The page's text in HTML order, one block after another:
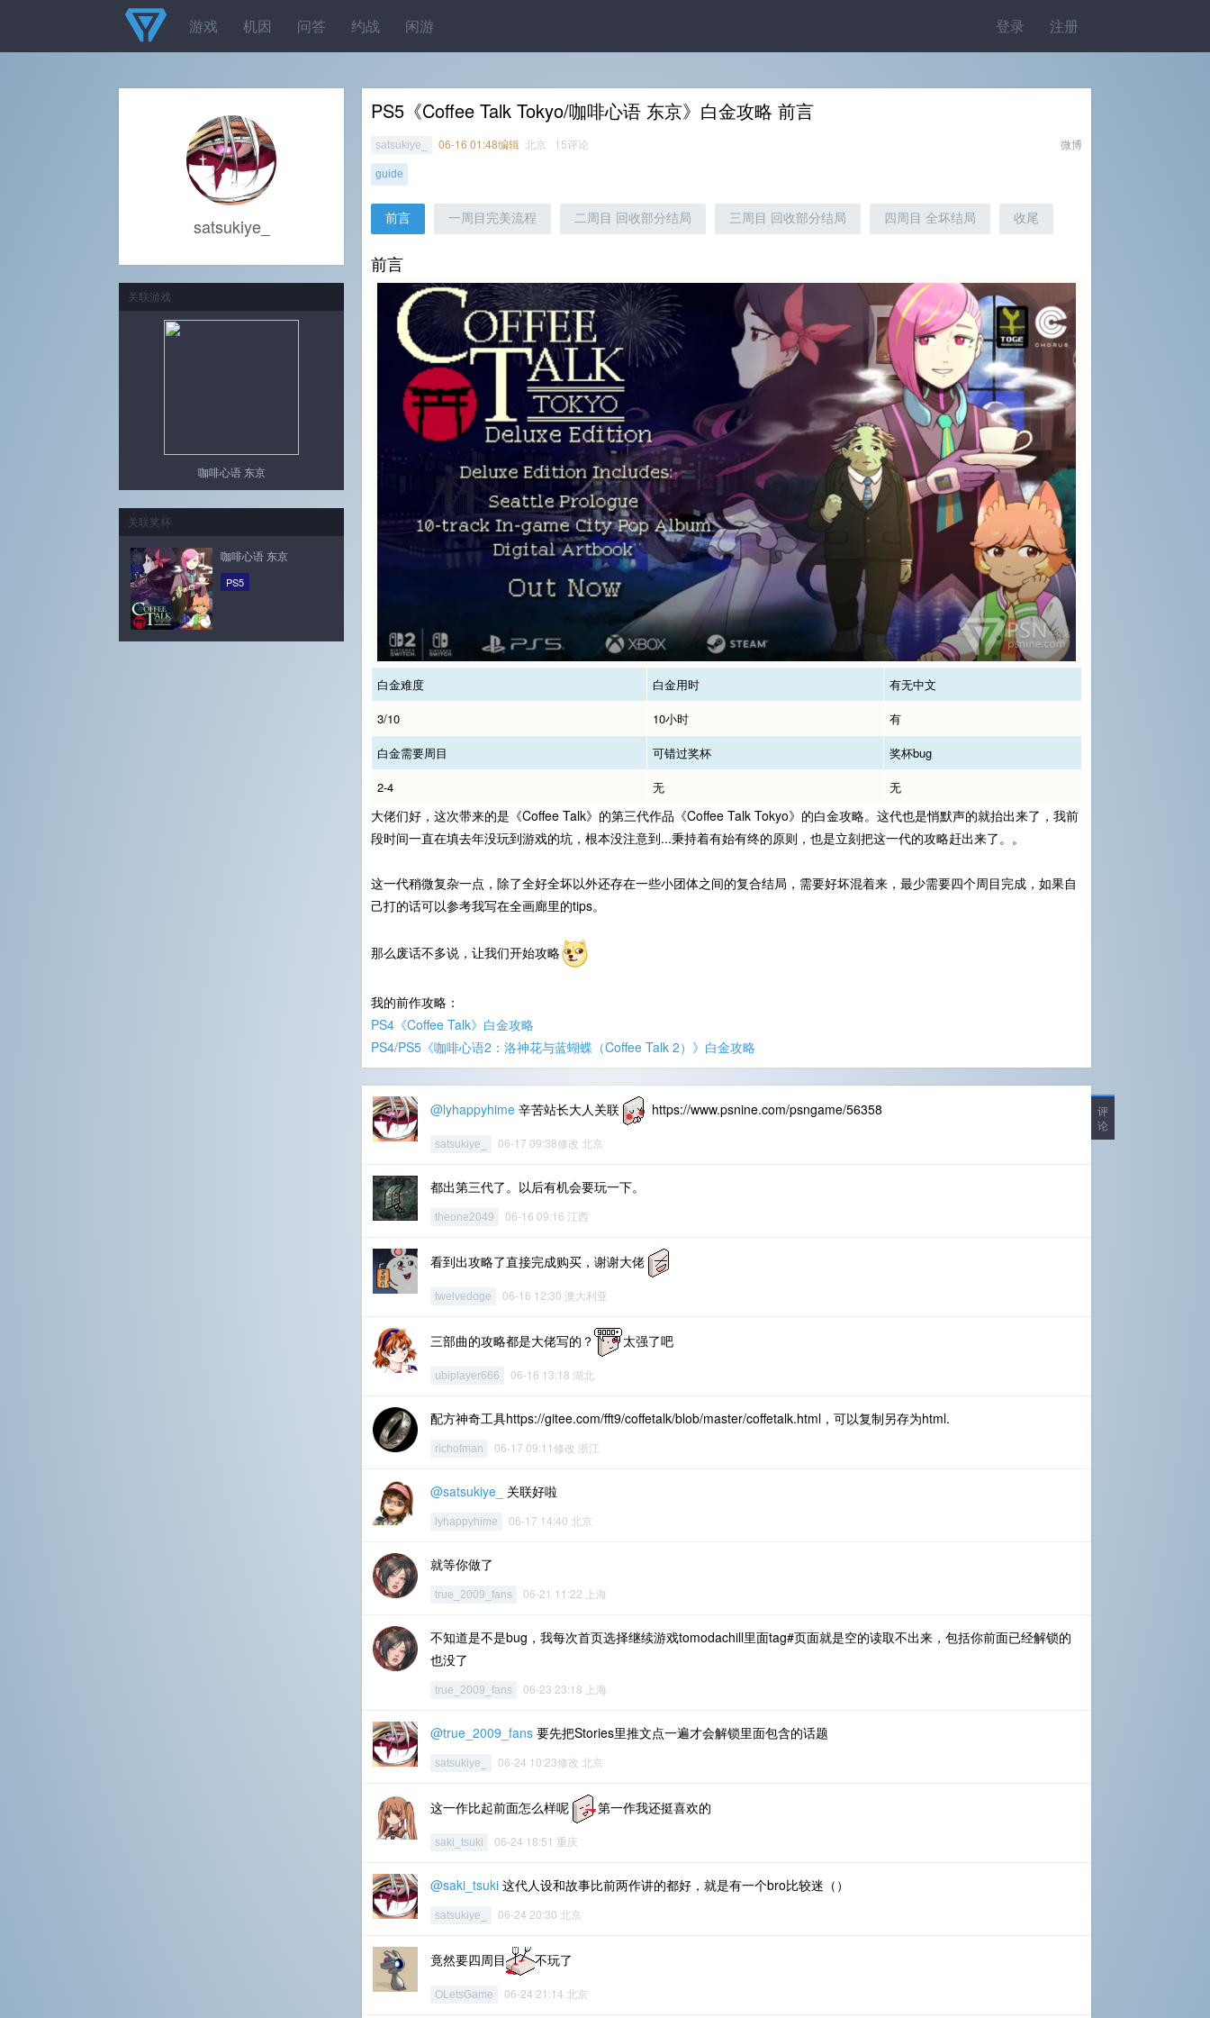
登录 注册
游戏 机因 问答 约战 闲游
PS5《Coffee Talk Tokyo/咖啡心语 东京》白金攻略 前言
微博
satsukiye_ 06-16 01:48编辑 北京 15评论
guide
前言 一周目完美流程 二周目 回收部分结局 三周目 回收部分结局 四周目 全坏结局 收尾
前言
白金难度 白金用时
有无中文
3/10
10小时
有
白金需要周目
可错过奖杯
奖杯bug
2-4
无 无
大佬们好，这次带来的是《Coffee Talk》的第三代作品《Coffee Talk Tokyo》的白金攻略。这代也是悄默声的就抬出来了，我前
段时间一直在填去年没玩到游戏的坑，根本没注意到...秉持着有始有终的原则，也是立刻把这一代的攻略赶出来了。。
这一代稍微复杂一点，除了全好全坏以外还存在一些小团体之间的复合结局，需要好坏混着来，最少需要四个周目完成，如果自
己打的话可以参考我写在全画廊里的tips。
那么废话不多说，让我们开始攻略
我的前作攻略：
PS4《Coffee Talk》白金攻略
PS4/PS5《咖啡心语2：洛神花与蓝蝴蝶（Coffee Talk 2）》白金攻略
评
论
@lyhappyhime 辛苦站长大人关联 https://www.psnine.com/psngame/56358
satsukiye_ 06-17 09:38修改 北京
都出第三代了。以后有机会要玩一下。
theone2049 06-16 09:16 江西
看到出攻略了直接完成购买，谢谢大佬
twelvedoge 06-16 12:30 澳大利亚
三部曲的攻略都是大佬写的？ 太强了吧
ubiplayer666 06-16 13:18 湖北
配方神奇工具https://gitee.com/fft9/coffetalk/blob/master/coffetalk.html，可以复制另存为html.
richofman 06-17 09:11修改 浙江
@satsukiye_ 关联好啦
lyhappyhime 06-17 14:40 北京
就等你做了
true_2009_fans 06-21 11:22 上海
不知道是不是bug，我每次首页选择继续游戏tomodachill里面tag#页面就是空的读取不出来，包括你前面已经解锁的
也没了
true_2009_fans 06-23 23:18 上海
@true_2009_fans 要先把Stories里推文点一遍才会解锁里面包含的话题
satsukiye_ 06-24 10:23修改 北京
这一作比起前面怎么样呢 第一作我还挺喜欢的
saki_tsuki 06-24 18:51 重庆
@saki_tsuki 这代人设和故事比前两作讲的都好，就是有一个bro比较迷（）
satsukiye_ 06-24 20:30 北京
竟然要四周目 不玩了
OLetsGame 06-24 21:14 北京
satsukiye_
关联游戏
咖啡心语 东京
关联奖杯
咖啡心语 东京
PS5